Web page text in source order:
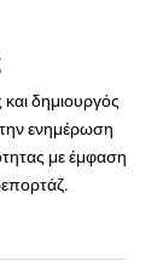
δημιουργός
ενημέρωση
με έμφαση